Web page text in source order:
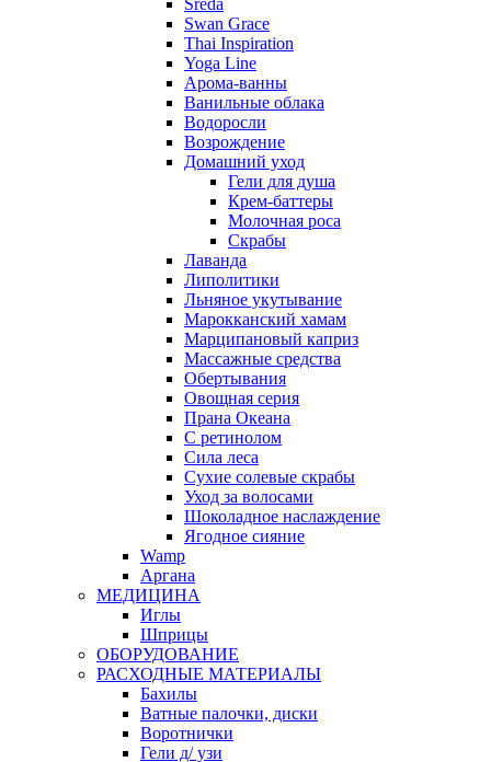
Sreda
Swan Grace
Thai Inspiration
Yoga Line
Арома-ванны
Ванильные облака
Водоросли
Возрождение
Домашний уход
Гели для душа
Крем-баттеры
Молочная роса
Скрабы
Лаванда
Липолитики
Льняное укутывание
Марокканский хамам
Марципановый каприз
Массажные средства
Обертывания
Овощная серия
Прана Океана
С ретинолом
Сила леса
Сухие солевые скрабы
Уход за волосами
Шоколадное наслаждение
Ягодное сияние
Wamp
Аргана
МЕДИЦИНА
Иглы
Шприцы
ОБОРУДОВАНИЕ
РАСХОДНЫЕ МАТЕРИАЛЫ
Бахилы
Ватные палочки, диски
Воротнички
Гели д/ узи